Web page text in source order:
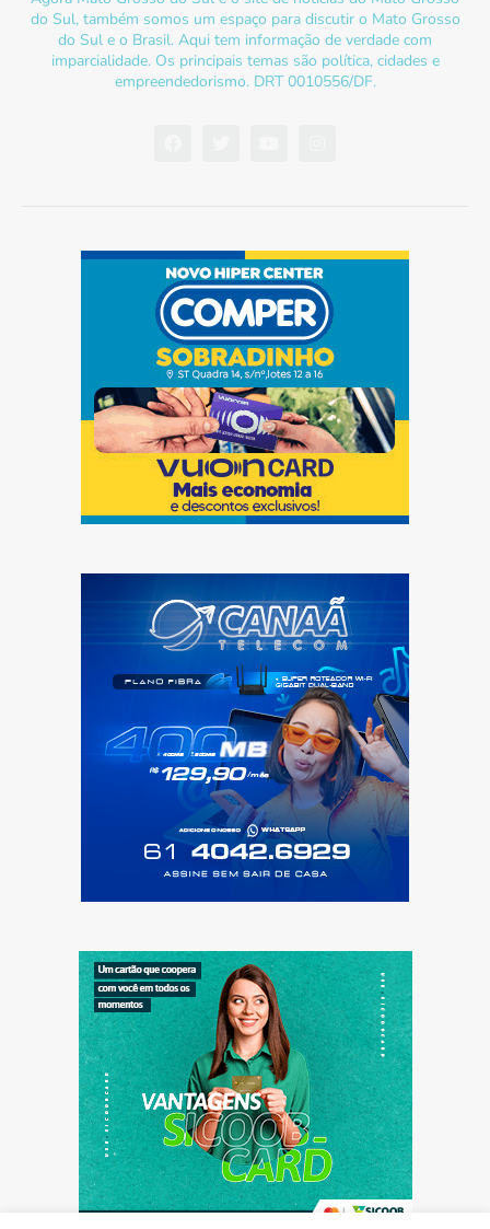
do Sul, também somos um espaço para discutir o Mato Grosso
do Sul e o Brasil. Aqui tem informação de verdade com
imparcialidade. Os principais temas são política, cidades e
empreendedorismo. DRT 0010556/DF.